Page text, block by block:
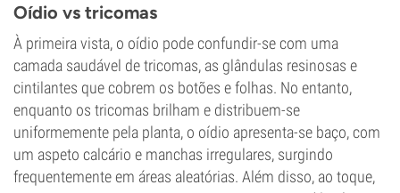
Oídio vs tricomas
À primeira vista, o oídio pode confundir-se com uma
camada saudável de tricomas, as glândulas resinosas e
cintilantes que cobrem os botões e folhas. No entanto,
enquanto os tricomas brilham e distribuem-se
uniformemente pela planta, o oídio apresenta-se baço, com
um aspeto calcário e manchas irregulares, surgindo
frequentemente em áreas aleatórias. Além disso, ao toque,